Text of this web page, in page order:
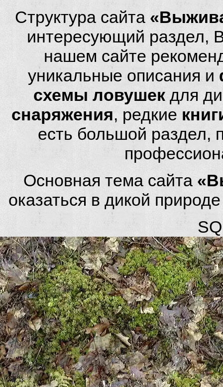
Структура сайта
интересующий раздел,
нашем сайте
уникальные описания и
схемы ловушек для
снаряжения, редкие
есть большой
Основная тема сайта
оказаться в дикой